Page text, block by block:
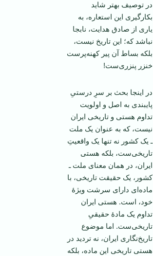
در توصیف بهتر شاید
بکارگیری این استعاره، به
یاری از صادق هدایت، نابجا
نباشد که؛ این تاریخ نیست،
بلکه بساط آن پیر کهنه‌پرست
خنزر پنزری‌ست!
در اینجا بحث بر سرِ درستیِ
پایبندی به اصل و اولویت
تداوم هستی و تاریخی ایران
نیست، که به عنوان یک ملت
ـ یک کشور نه تنها یک واقعیتِ
تاریخی‌‌ست، بلکه هستی
ایران، در همان معنای ملت ـ
کشور، یک حقیقت تاریخی‌، با
ماده‌ای دارای سرشت ویژۀ
خود، است. هستی ایران
تداوم یک مادۀ حقیقیِ
تاریخی‌ست. اما موضوع
تاریخ‌نگاری ایران، نه تردید در
هستی تاریخی این ماده، بلکه